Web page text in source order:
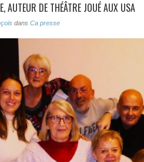
AUTEUR DE THÉÂTRE JOUÉ AUX USA
dans Ca presse